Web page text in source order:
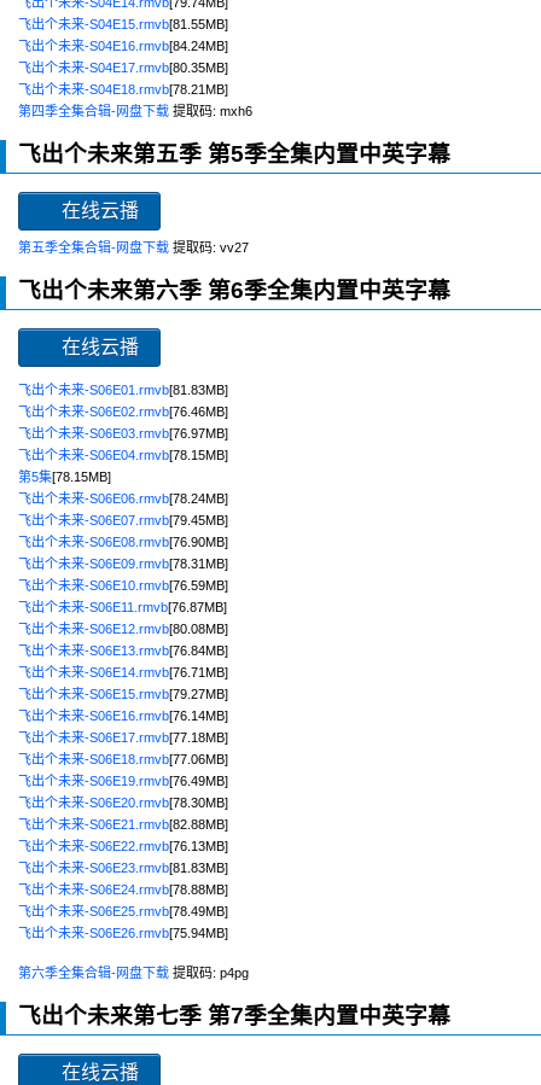
飞出个未来-S04E15.rmvb[81.55MB]
飞出个未来-S04E16.rmvb[84.24MB]
飞出个未来-S04E17.rmvb[80.35MB]
飞出个未来-S04E18.rmvb[78.21MB]
第四季全集合辑-网盘下载 提取码: mxh6
飞出个未来第五季 第5季全集内置中英字幕
在线云播
第五季全集合辑-网盘下载 提取码: vv27
飞出个未来第六季 第6季全集内置中英字幕
在线云播
飞出个未来-S06E01.rmvb[81.83MB]
飞出个未来-S06E02.rmvb[76.46MB]
飞出个未来-S06E03.rmvb[76.97MB]
飞出个未来-S06E04.rmvb[78.15MB]
第5集[78.15MB]
飞出个未来-S06E06.rmvb[78.24MB]
飞出个未来-S06E07.rmvb[79.45MB]
飞出个未来-S06E08.rmvb[76.90MB]
飞出个未来-S06E09.rmvb[78.31MB]
飞出个未来-S06E10.rmvb[76.59MB]
飞出个未来-S06E11.rmvb[76.87MB]
飞出个未来-S06E12.rmvb[80.08MB]
飞出个未来-S06E13.rmvb[76.84MB]
飞出个未来-S06E14.rmvb[76.71MB]
飞出个未来-S06E15.rmvb[79.27MB]
飞出个未来-S06E16.rmvb[76.14MB]
飞出个未来-S06E17.rmvb[77.18MB]
飞出个未来-S06E18.rmvb[77.06MB]
飞出个未来-S06E19.rmvb[76.49MB]
飞出个未来-S06E20.rmvb[78.30MB]
飞出个未来-S06E21.rmvb[82.88MB]
飞出个未来-S06E22.rmvb[76.13MB]
飞出个未来-S06E23.rmvb[81.83MB]
飞出个未来-S06E24.rmvb[78.88MB]
飞出个未来-S06E25.rmvb[78.49MB]
飞出个未来-S06E26.rmvb[75.94MB]
第六季全集合辑-网盘下载 提取码: p4pg
飞出个未来第七季 第7季全集内置中英字幕
在线云播